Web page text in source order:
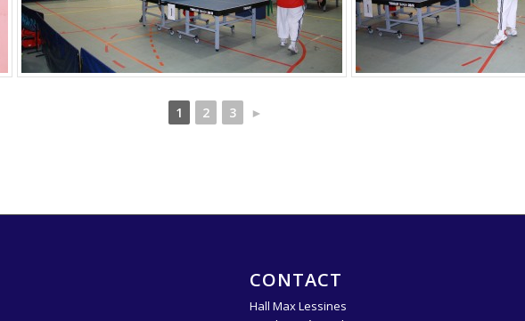
1 2 3 ►
CONTACT
Hall Max Lessines